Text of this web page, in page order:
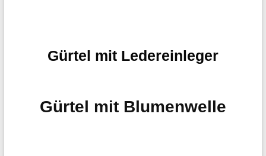
Gürtel mit Ledereinleger
Gürtel mit Blumenwelle